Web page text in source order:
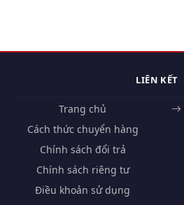
LIÊN KẾT
Trang chủ
Cách thức chuyển hàng
Chính sách đổi trả
Chính sách riêng tư
Điều khoản sử dụng